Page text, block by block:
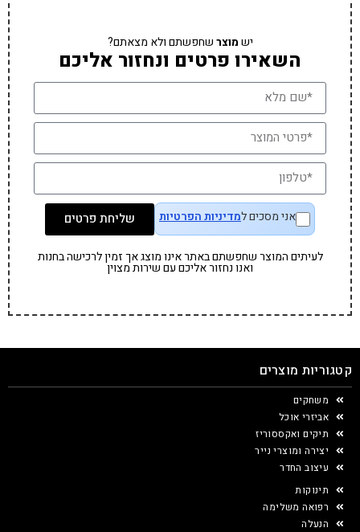
ישמוצרשחפשתם ולא מצאתם?
השאירו פרטים ונחזור אליכם
אני מסכים למדיניות הפרטיות שליחת פרטים
לעיתים המוצר שחפשתם באתר אינו מוצג אך זמין לרכישה בחנות
ואנו נחזור אליכם עם שירות מצוין
קטגוריות מוצרים
משחקים
אביזרי אוכל
תיקים ואקססוריז
יצירה ומוצרי נייר
עיצוב החדר
תינוקות
רפואה משלימה
הנעלה